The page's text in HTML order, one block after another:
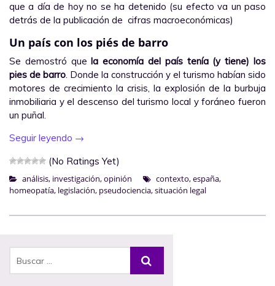
que a día de hoy no se ha detenido (su efecto va un paso
detrás de la publicación de cifras macroeconómicas)
Un país con los piés de barro
Se demostró quela economía del país tenía (y tiene) los
pies de barro. Donde la construcción y el turismo habían sido
motores de crecimiento la crisis, la explosión de la burbuja
inmobiliaria y el descenso del turismo local y foráneo fueron
un puñal.
Seguir leyendo →
(No Ratings Yet)
análisis, investigación,opinión contexto,españa,
homeopatía, legislación, pseudociencia,situación legal